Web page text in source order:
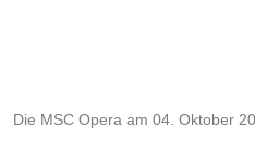
Die MSC Opera am 04. Oktober